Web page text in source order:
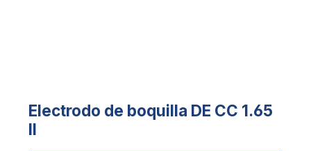
Electrodo de boquilla DE CC 1.65
II